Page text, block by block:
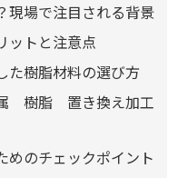
場で注目される背景
ットと注意点
樹脂材料の選び方
樹脂 置き換え加工
めのチェックポイント